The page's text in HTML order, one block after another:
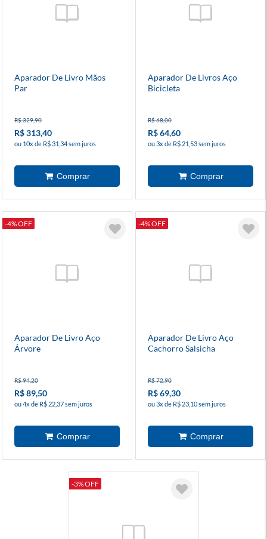
Aparador De Livro Mãos
Par
R$ 329,90
R$ 313,40
ou 10x de R$ 31,34 sem juros
Aparador De Livros Aço
Bicicleta
R$ 68,00
R$ 64,60
ou 3x de R$ 21,53 sem juros
-4% OFF
Aparador De Livro Aço
Árvore
R$ 94,20
R$ 89,50
ou 4x de R$ 22,37 sem juros
-4% OFF
Aparador De Livro Aço
Cachorro Salsicha
R$ 72,90
R$ 69,30
ou 3x de R$ 23,10 sem juros
-3% OFF